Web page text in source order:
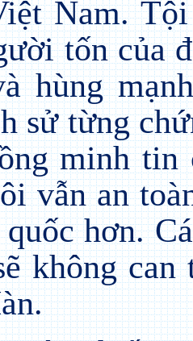
Nam.
tốn của
hùng
sử từng
minh tin
vẫn an
quốc hơn.
không